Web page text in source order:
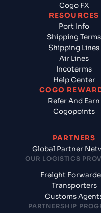
Cogo FX
RESOURCES
Port Info
Shipping Terms
Shipping Lines
Air Lines
Incoterms
Help Center
COGO
Refer And Earn
Cogopoints
PARTNERS
Global Partner
OUR LOGISTICS
Freight
Transporters
Customs
PARTNERSHIP